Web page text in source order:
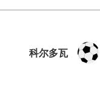
科尔多瓦